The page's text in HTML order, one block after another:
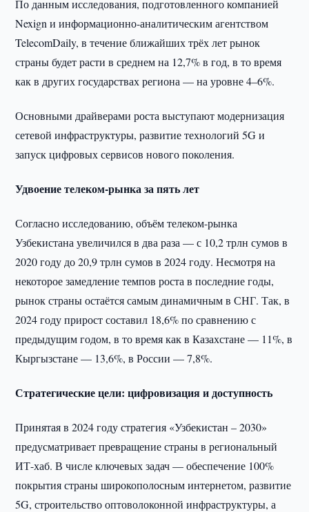
По данным исследования, подготовленного компанией
Nexign и информационно-аналитическим агентством
TelecomDaily, в течение ближайших трёх лет рынок
страны будет расти в среднем на 12,7% в год, в то время
как в других государствах региона — на уровне 4–6%.
Основными драйверами роста выступают модернизация
сетевой инфраструктуры, развитие технологий 5G и
запуск цифровых сервисов нового поколения.
Удвоение телеком-рынка за пять лет
Согласно исследованию, объём телеком-рынка
Узбекистана увеличился в два раза — с 10,2 трлн сумов в
2020 году до 20,9 трлн сумов в 2024 году. Несмотря на
некоторое замедление темпов роста в последние годы,
рынок страны остаётся самым динамичным в СНГ. Так, в
2024 году прирост составил 18,6% по сравнению с
предыдущим годом, в то время как в Казахстане — 11%, в
Кыргызстане — 13,6%, в России — 7,8%.
Стратегические цели: цифровизация и доступность
Принятая в 2024 году стратегия «Узбекистан – 2030»
предусматривает превращение страны в региональный
ИТ-хаб. В числе ключевых задач — обеспечение 100%
покрытия страны широкополосным интернетом, развитие
5G, строительство оптоволоконной инфраструктуры, а